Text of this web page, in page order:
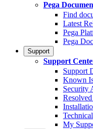
Pega
Find
Latest
Pega
Pega
Support
Support
Support
Known
Security
Resolved
My